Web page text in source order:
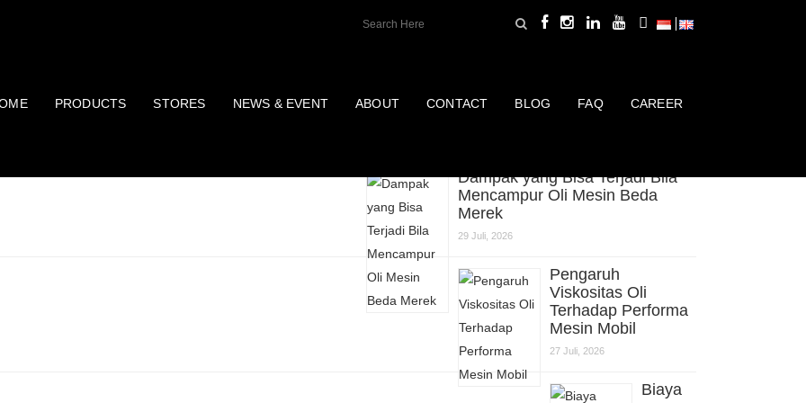
PRODUCTS STORES NEWS & EVENT ABOUT CONTACT BLOG FAQ CAREER
Dampak yang Bisa Terjadi Bila
Mencampur Oli Mesin Beda
Merek
29 Juli, 2026
Pengaruh
Viskositas Oli
Terhadap Performa
Mesin Mobil
27 Juli, 2026
Biaya